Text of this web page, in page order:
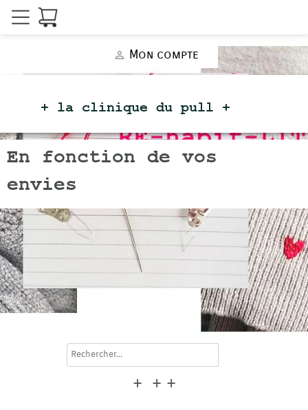
person_outline Mon compte
+ la clinique dupull +
En fonction de vos
envies
+ + +